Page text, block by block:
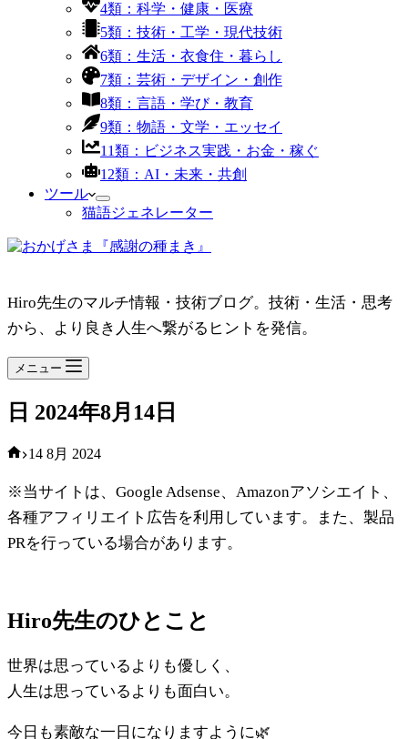
4類：科学・健康・医療
5類：技術・工学・現代技術
6類：生活・衣食住・暮らし
7類：芸術・デザイン・創作
8類：言語・学び・教育
9類：物語・文学・エッセイ
11類：ビジネス実践・お金・稼ぐ
12類：AI・未来・共創
ツール
猫語ジェネレーター
Hiro先生のマルチ情報・技術ブログ。技術・生活・思考
から、より良き人生へ繋がるヒントを発信。
メニュー
日 2024年8月14日
ホ
ム
14 8月 2024
※当サイトは、Google Adsense、Amazonアソシエイト、
各種アフィリエイト広告を利用しています。また、製品
PRを行っている場合があります。
Hiro先生のひとこと
世界は思っているよりも優しく、
人生は思っているよりも面白い。
今日も素敵な一日になりますように🌿